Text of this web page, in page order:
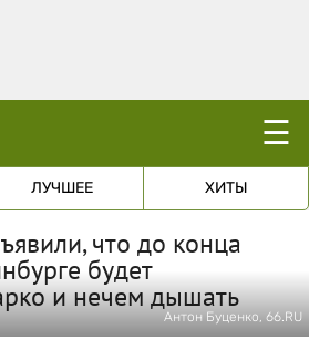
☰
ЛУЧШЕЕ ХИТЫ
что до конца
будет
и нечем дышать
Антон Буценко, 66.RU